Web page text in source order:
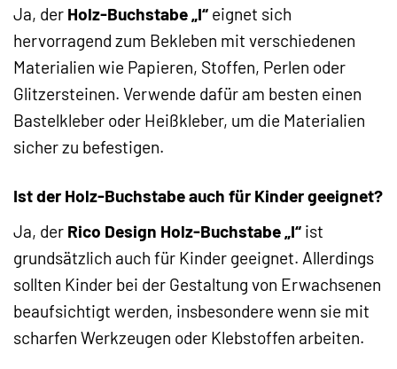
Ja, der Holz-Buchstabe „I“ eignet sich
hervorragend zum Bekleben mit verschiedenen
Materialien wie Papieren, Stoffen, Perlen oder
Glitzersteinen. Verwende dafür am besten einen
Bastelkleber oder Heißkleber, um die Materialien
sicher zu befestigen.
Ist der Holz-Buchstabe auch für Kinder geeignet?
Ja, der Rico Design Holz-Buchstabe „I“ ist
grundsätzlich auch für Kinder geeignet. Allerdings
sollten Kinder bei der Gestaltung von Erwachsenen
beaufsichtigt werden, insbesondere wenn sie mit
scharfen Werkzeugen oder Klebstoffen arbeiten.